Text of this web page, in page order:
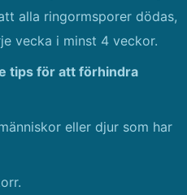
alla ringormsporer dödas,
vecka i minst 4 veckor.
tips för att förhindra
eller djur som har